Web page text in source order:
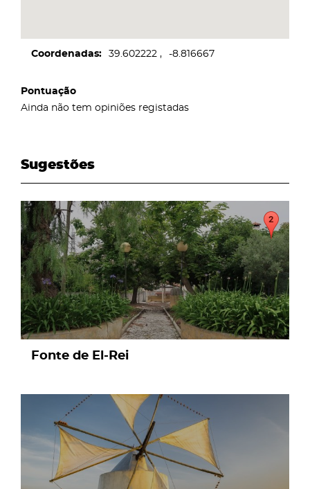
Coordenadas 39.602222 -8.816667
Pontuação
Ainda não tem opiniões registadas
Sugestões
page
Fonte de El-Rei